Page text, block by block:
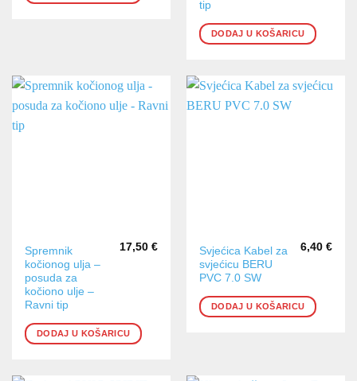
tip
DODAJ U KOŠARICU
Spremnik
kočionog ulja –
posuda za
kočiono ulje –
Ravni tip
17,50 €
DODAJ U KOŠARICU
Svjećica Kabel za
svjećicu BERU
PVC 7.0 SW
6,40 €
DODAJ U KOŠARICU